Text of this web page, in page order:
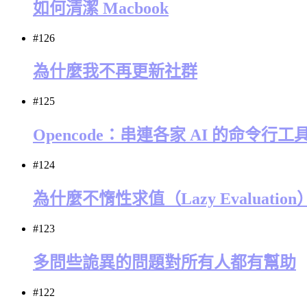
如何清潔 Macbook
#126
為什麼我不再更新社群
#125
Opencode：串連各家 AI 的命令行工
#124
為什麼不惰性求值（Lazy Evaluation
#123
多問些詭異的問題對所有人都有幫助
#122